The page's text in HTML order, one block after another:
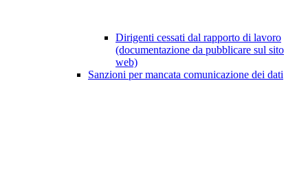
Dirigenti cessati dal rapporto di lavoro
(documentazione da pubblicare sul sito
web)
Sanzioni per mancata comunicazione dei dati